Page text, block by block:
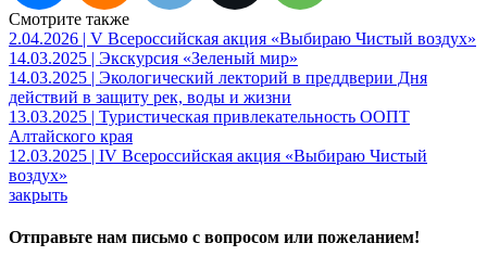
Смотрите также
2.04.2026 | V Всероссийская акция «Выбираю Чистый воздух»
14.03.2025 | Экскурсия «Зеленый мир»
14.03.2025 | Экологический лекторий в преддверии Дня
действий в защиту рек, воды и жизни
13.03.2025 | Туристическая привлекательность ООПТ
Алтайского края
12.03.2025 | IV Всероссийская акция «Выбираю Чистый
воздух»
закрыть
Отправьте нам письмо с вопросом или пожеланием!